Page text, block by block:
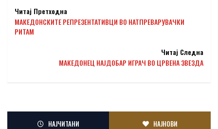
Читај Претходна
МАКЕДОНСКИТЕ РЕПРЕЗЕНТАТИВЦИ ВО НАТПРЕВАРУВАЧКИ
РИТАМ
Читај Следна
МАКЕДОНЕЦ НАЈДОБАР ИГРАЧ ВО ЦРВЕНА ЗВЕЗДА
НАЈЧИТАНИ НАЈНОВИ